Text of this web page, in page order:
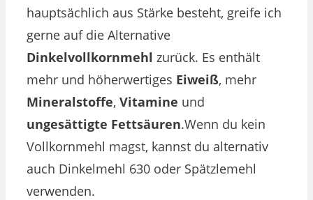
hauptsächlich aus Stärke besteht, greife ich
gerne auf die Alternative
Dinkelvollkornmehl zurück. Es enthält
mehr und höherwertiges Eiweiß, mehr
Mineralstoffe, Vitamine und
ungesättigte Fettsäuren.Wenn du kein
Vollkornmehl magst, kannst du alternativ
auch Dinkelmehl 630 oder Spätzlemehl
verwenden.